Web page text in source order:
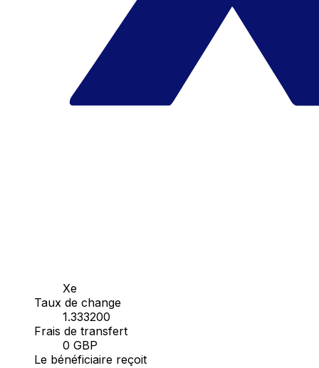
Xe
Taux de change
1.333200
Frais de transfert
0 GBP
Le bénéficiaire reçoit